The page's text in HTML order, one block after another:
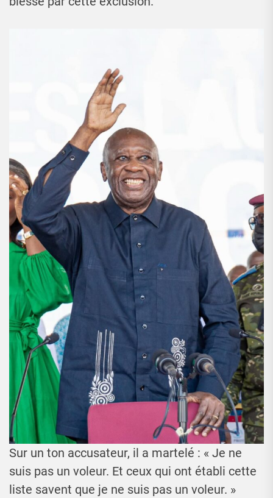
Sur un ton accusateur, il a martelé : « Je ne
suis pas un voleur. Et ceux qui ont établi cette
liste savent que je ne suis pas un voleur. »